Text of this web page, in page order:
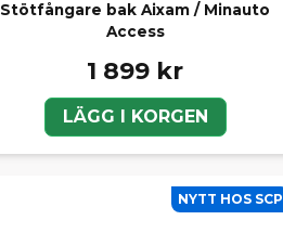
Stötfångare bak Aixam / Minauto
Access
1 899 kr
LÄGG I KORGEN
NYTT HOS SCP